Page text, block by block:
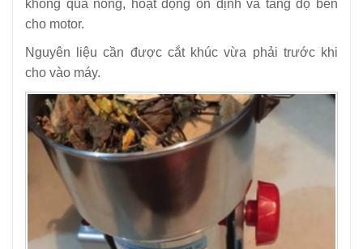
không quá nóng, hoạt động ổn định và tăng độ bền
cho motor.
Nguyên liệu cần được cắt khúc vừa phải trước khi
cho vào máy.